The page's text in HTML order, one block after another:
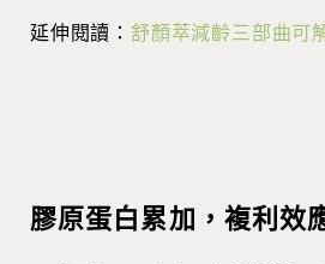
延伸閱讀： 舒顏萃減齡三部曲可
膠原蛋白累加，複利效